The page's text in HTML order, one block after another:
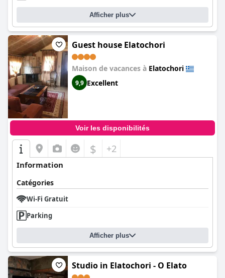
Afficher plus
Guest house Elatochori
Maison de vacances à Elatochori
9,9 Excellent
Voir les disponibilités
$ +2
Information
Catégories
Wi-Fi Gratuit
Parking
Afficher plus
Studio in Elatochori - O Elato